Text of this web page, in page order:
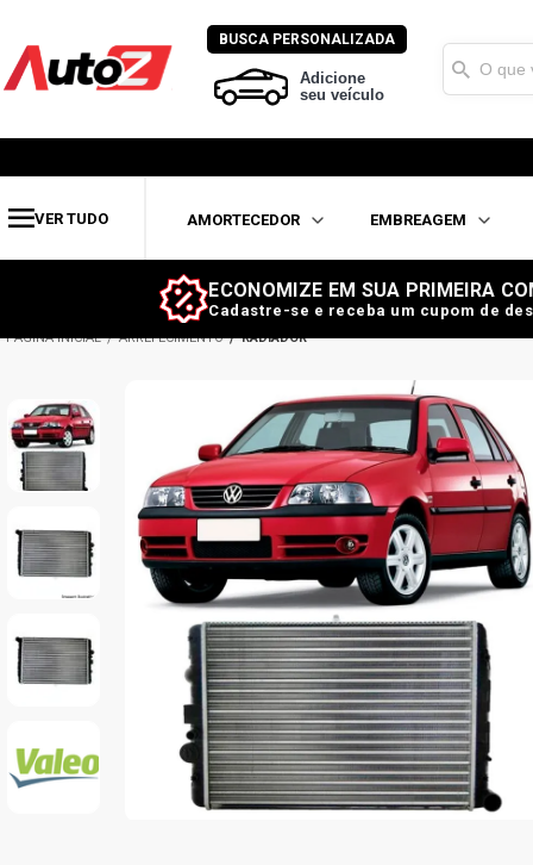
BUSCA PERSONALIZADA
Adicione
seu veículo
VER TUDO AMORTECEDOR EMBREAGEM
ECONOMIZE EM SUA PRIMEIRA
Cadastre-se e receba um cupom de
ARREFECIMENTO RADIADOR